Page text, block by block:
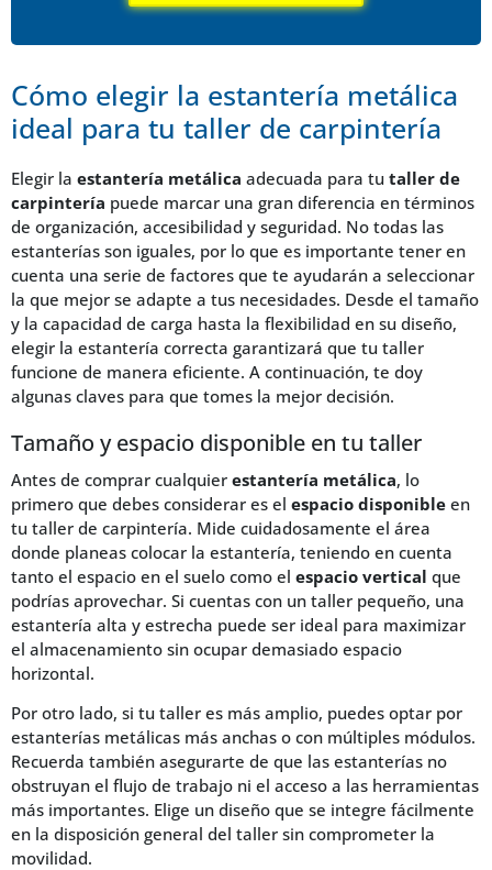
Cómo elegir la estantería metálica
ideal para tu taller de carpintería
Elegir la estantería metálica adecuada para tu taller de
carpintería puede marcar una gran diferencia en términos
de organización, accesibilidad y seguridad. No todas las
estanterías son iguales, por lo que es importante tener en
cuenta una serie de factores que te ayudarán a seleccionar
la que mejor se adapte a tus necesidades. Desde el tamaño
y la capacidad de carga hasta la flexibilidad en su diseño,
elegir la estantería correcta garantizará que tu taller
funcione de manera eficiente. A continuación, te doy
algunas claves para que tomes la mejor decisión.
Tamaño y espacio disponible en tu taller
Antes de comprar cualquier estantería metálica, lo
primero que debes considerar es el espacio disponible en
tu taller de carpintería. Mide cuidadosamente el área
donde planeas colocar la estantería, teniendo en cuenta
tanto el espacio en el suelo como el espacio vertical que
podrías aprovechar. Si cuentas con un taller pequeño, una
estantería alta y estrecha puede ser ideal para maximizar
el almacenamiento sin ocupar demasiado espacio
horizontal.
Por otro lado, si tu taller es más amplio, puedes optar por
estanterías metálicas más anchas o con múltiples módulos.
Recuerda también asegurarte de que las estanterías no
obstruyan el flujo de trabajo ni el acceso a las herramientas
más importantes. Elige un diseño que se integre fácilmente
en la disposición general del taller sin comprometer la
movilidad.